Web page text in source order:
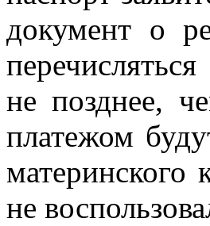
документ о
не позднее,
платежом
материнского
не